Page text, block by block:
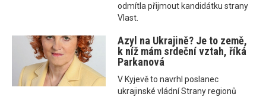
odmítla přijmout kandidátku strany
Vlast.
Azyl na Ukrajině? Je to země,
k níž mám srdeční vztah, říká
Parkanová
V Kyjevě to navrhl poslanec
ukrajinské vládní Strany regionů